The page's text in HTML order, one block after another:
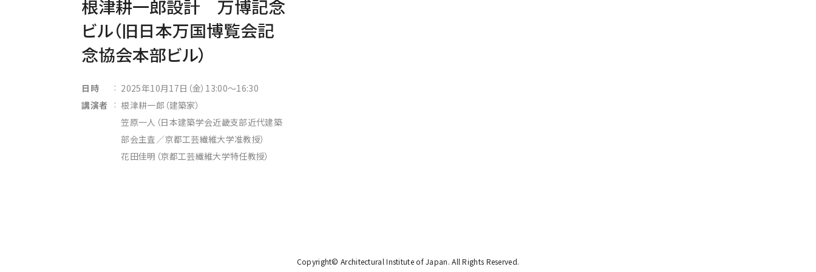
根津耕一郎設計 万博記念
ビル（旧日本万国博覧会記
念協会本部ビル）
日時 : 2025年10月17日（金）13:00～16:30
講演者 : 根津耕一郎（建築家）
笠原一人（日本建築学会近畿支部近代建築
部会主査／京都工芸繊維大学准教授）
花田佳明（京都工芸繊維大学特任教授）
Copyright© Architectural Institute of Japan.All Rights Reserved.